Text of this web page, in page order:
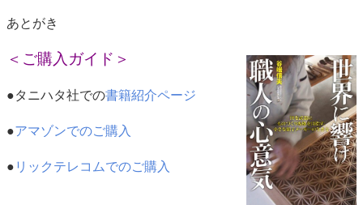
あとがき
＜ご購入ガイド＞
●タニハタ社での書籍紹介ページ
●アマゾンでのご購入
● リックテレコムでのご購入